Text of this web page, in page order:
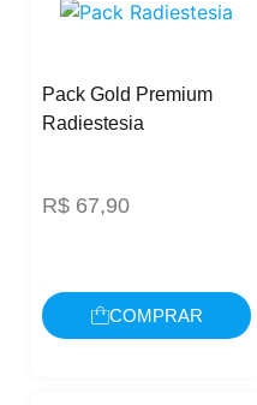
Pack Gold Premium
Radiestesia
R$ 67,90
COMPRAR